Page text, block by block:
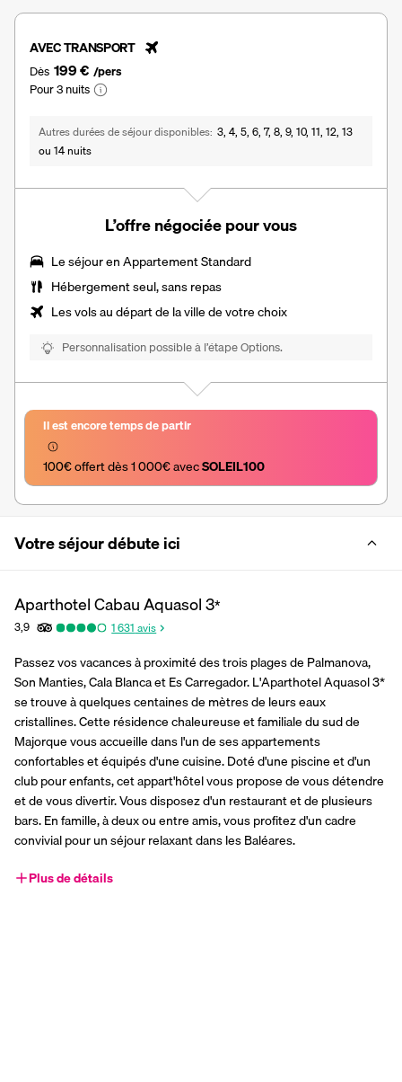
AVEC TRANSPORT
Dès 199 € /pers
Pour 3 nuits
Autres durées de séjour disponibles 3, 4, 5, 6, 7, 8, 9, 10, 11, 12, 13
ou 14 nuits
L’offre négociée pour vous
Le séjour enAppartement Standard
Hébergement seul, sans repas
Les vols au départ de la ville de votre choix
Personnalisation possible à l’étape Options.
Il est encore temps de partir
100€ offert dès 1 000€ avec SOLEIL100
Votre séjour débute ici
Aparthotel Cabau Aquasol3*
3,9 1 631 avis
Passez vos vacances à proximité des trois plages de Palmanova,
Son Manties, Cala Blanca et Es Carregador. L'Aparthotel Aquasol 3*
se trouve à quelques centaines de mètres de leurs eaux
cristallines. Cette résidence chaleureuse et familiale du sud de
Majorque vous accueille dans l'un de ses appartements
confortables et équipés d'une cuisine. Doté d'une piscine et d'un
club pour enfants, cet appart'hôtel vous propose de vous détendre
et de vous divertir. Vous disposez d'un restaurant et de plusieurs
bars. En famille, à deux ou entre amis, vous profitez d'un cadre
convivial pour un séjour relaxant dans les Baléares.
Plus de détails